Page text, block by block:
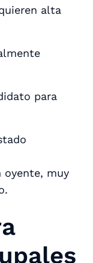
alta
para
oyente, muy